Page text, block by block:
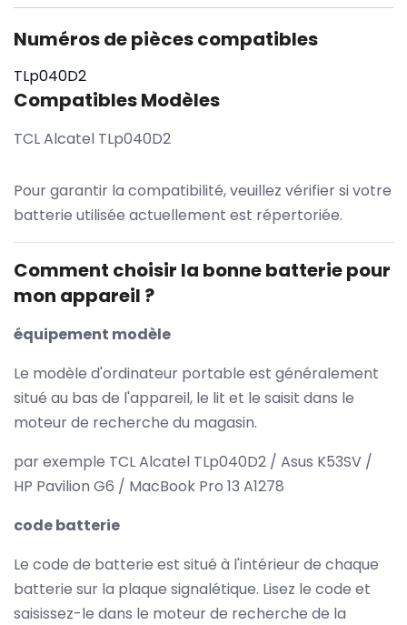
Numéros de pièces compatibles
TLp040D2
Compatibles Modèles
TCL Alcatel TLp040D2
Pour garantir la compatibilité, veuillez vérifier si votre
batterie utilisée actuellement est répertoriée.
Comment choisir la bonne batterie pour
mon appareil ?
équipement modèle
Le modèle d'ordinateur portable est généralement
situé au bas de l'appareil, le lit et le saisit dans le
moteur de recherche du magasin.
par exemple TCL Alcatel TLp040D2 / Asus K53SV /
HP Pavilion G6 / MacBook Pro 13 A1278
code batterie
Le code de batterie est situé à l'intérieur de chaque
batterie sur la plaque signalétique. Lisez le code et
saisissez-le dans le moteur de recherche de la